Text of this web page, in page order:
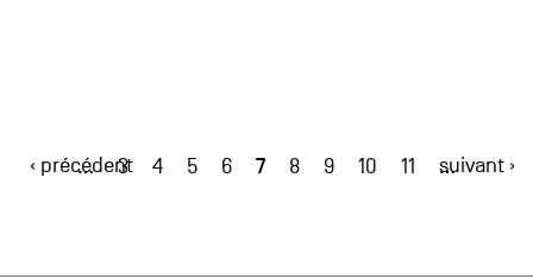
‹ précédent
… 3 4 5 6 7 8 9 10 11 …
suivant ›